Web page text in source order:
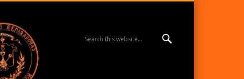
MISIÓN ESPERANZA